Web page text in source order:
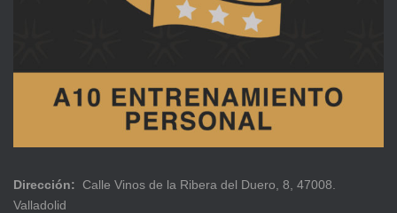
Dirección: Calle Vinos de la Ribera del Duero, 8, 47008.
Valladolid